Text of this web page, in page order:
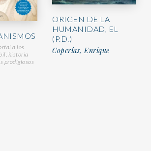
a los
historia
prodigiosos
ORIGEN DE LA
HUMANIDAD, EL
(P.D.)
Coperías, Enrique